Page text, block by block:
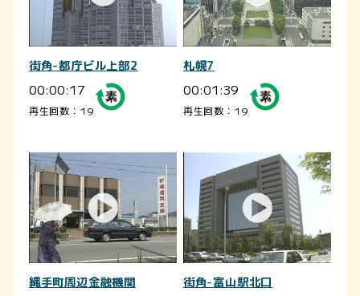
街角-都庁ビル上部2
00:00:17
再生回数：19
札幌7
00:01:39
再生回数：19
縄手町周辺金融機関 街角-富山駅北口